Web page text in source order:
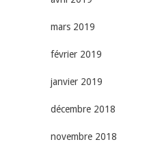
mars 2019
février 2019
janvier 2019
décembre 2018
novembre 2018